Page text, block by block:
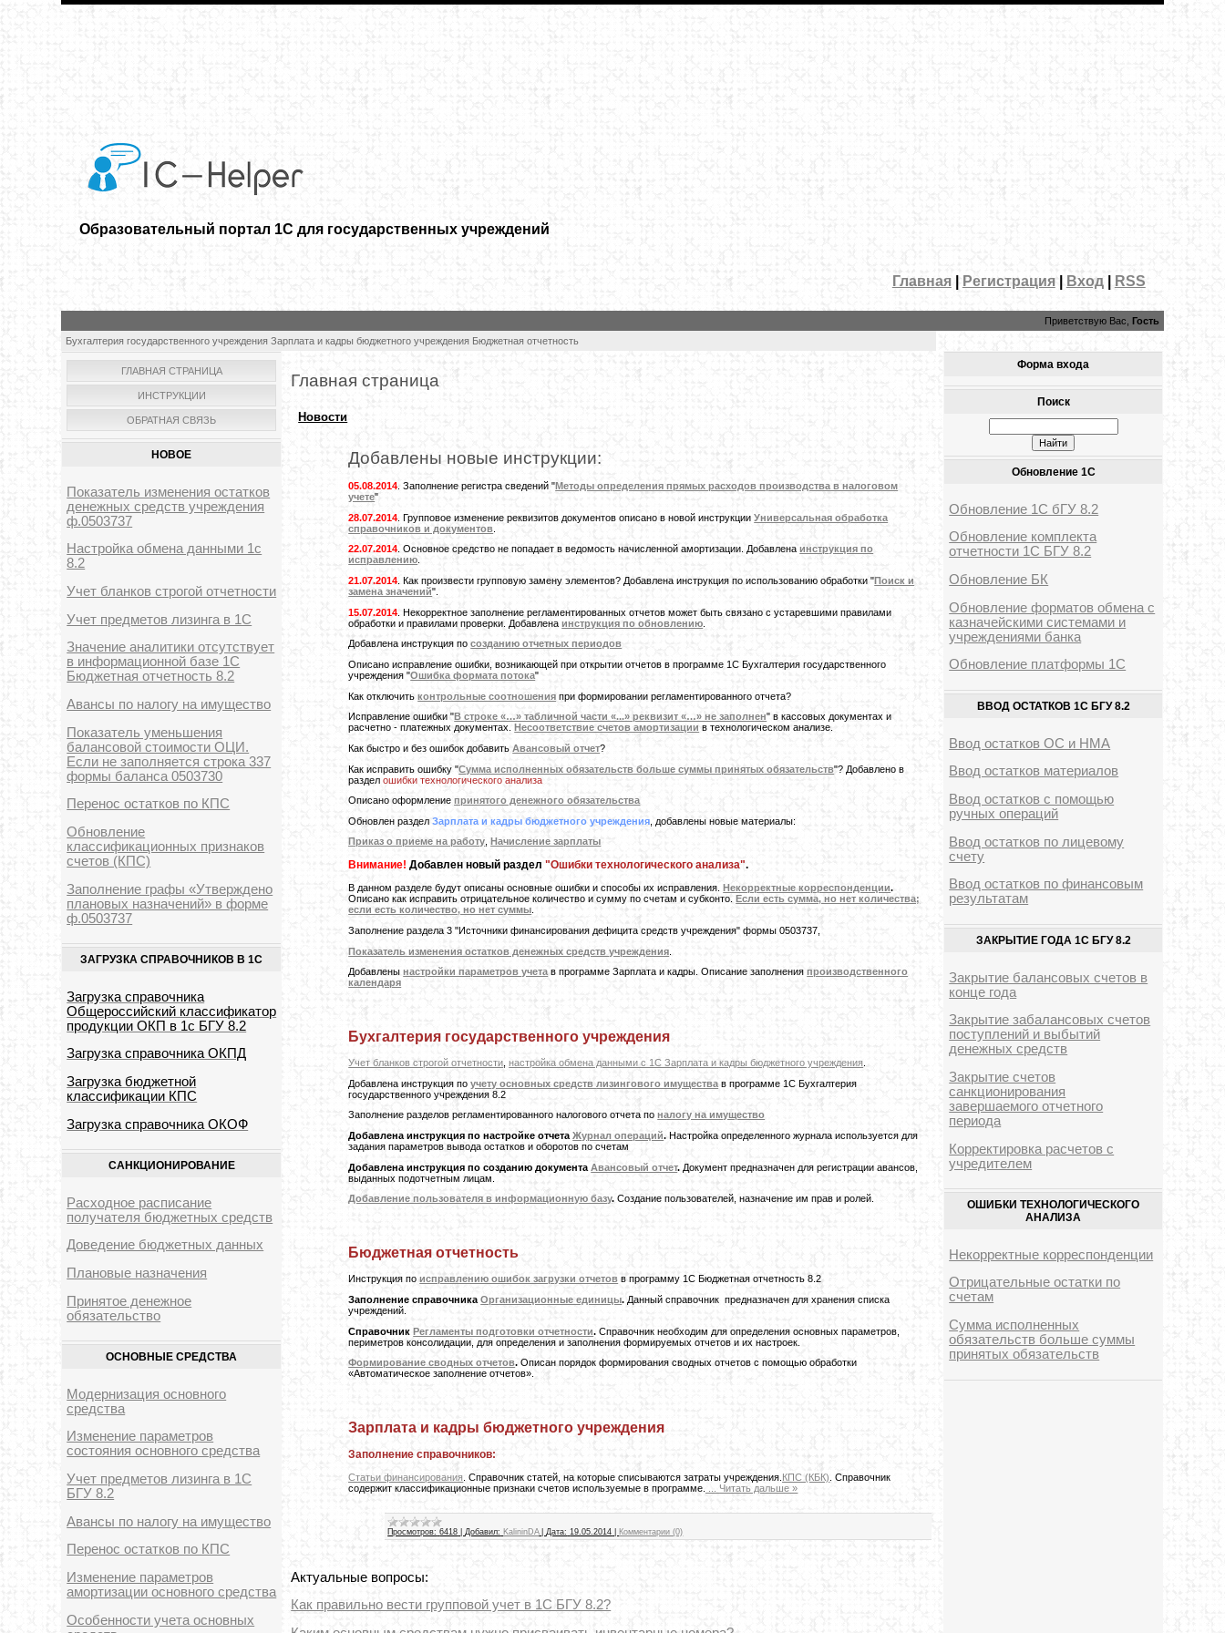
Образовательный портал 1С для государственных учреждений
Главная| Регистрация| Вход| RSS
Приветствую Вас, Гость
Бухгалтерия государственного учреждения Зарплата и кадры бюджетного учреждения Бюджетная отчетность
ГЛАВНАЯ СТРАНИЦА
ИНСТРУКЦИИ
ОБРАТНАЯ СВЯЗЬ
НОВОЕ
Показатель изменения остатков
денежных средств учреждения
ф.0503737
Настройка обмена данными 1с
8.2
Учет бланков строгой отчетности
Учет предметов лизинга в 1С
Значение аналитики отсутствует
в информационной базе 1С
Бюджетная отчетность 8.2
Авансы по налогу на имущество
Показатель уменьшения
балансовой стоимости ОЦИ.
Если не заполняется строка 337
формы баланса 0503730
Перенос остатков по КПС
Обновление
классификационных признаков
счетов (КПС)
Заполнение графы «Утверждено
плановых назначений» в форме
ф.0503737
ЗАГРУЗКА СПРАВОЧНИКОВ В 1С
Загрузка справочника
Общероссийский классификатор
продукции ОКП в 1с БГУ 8.2
Загрузка справочника ОКПД
Загрузка бюджетной
классификации КПС
Загрузка справочника ОКОФ
САНКЦИОНИРОВАНИЕ
Расходное расписание
получателя бюджетных средств
Доведение бюджетных данных
Плановые назначения
Принятое денежное
обязательство
ОСНОВНЫЕ СРЕДСТВА
Модернизация основного
средства
Изменение параметров
состояния основного средства
Учет предметов лизинга в 1С
БГУ 8.2
Авансы по налогу на имущество
Перенос остатков по КПС
Изменение параметров
амортизации основного средства
Особенности учета основных
Главная страница
Новости
Добавлены новые инструкции:
05.08.2014. Заполнение регистра сведений "Методы определения прямых расходов производства в налоговом
учете"
28.07.2014. Групповое изменение реквизитов документов описано в новой инструкцииУниверсальная обработка
справочников и документов
22.07.2014 . Основное средство не попадает в ведомость начисленной амортизации. Добавленаинструкция по
исправлению
21.07.2014 . Как произвести групповую замену элементов? Добавлена инструкция по использованию обработки "Поиск и
замена значений".
15.07.2014 . Некорректное заполнение регламентированных отчетов может быть связано с устаревшими правилами
обработки и правилами проверки. Добавленаинструкция по обновлению
Добавлена инструкция посозданию отчетных периодов
Описано исправление ошибки, возникающей при открытии отчетов в программе 1С Бухгалтерия государственного
учреждения "Ошибка формата потока"
Как отключитьконтрольные соотношения при формировании регламентированного отчета?
Исправление ошибки "В строке «…» табличной части «...» реквизит «…» не заполнен" в кассовых документах и
расчетно - платежных документах.Несоответствие счетов амортизации в технологическом анализе.
Как быстро и без ошибок добавитьАвансовый отчет?
Как исправить ошибку "Сумма исполненных обязательств больше суммы принятых обязательств"? Добавлено в
разделошибки технологического анализа
Описано оформлениепринятого денежного обязательства
Обновлен разделЗарплата и кадры бюджетного учреждения , добавлены новые материалы:
Приказ о приеме на работу, Начисление зарплаты
Внимание! Добавлен новый раздел"Ошибки технологического анализа".
В данном разделе будут описаны основные ошибки и способы их исправления. Некорректные корреспонденции.
Описано как исправить отрицательное количество и сумму по счетам и субконто. Если есть сумма, но нет количества;
если есть количество, но нет суммы.
Заполнение раздела 3 "Источники финансирования дефицита средств учреждения" формы 0503737,
Показатель изменения остатков денежных средств учреждения
Добавленынастройки параметров учета в программе Зарплата и кадры. Описание заполненияпроизводственного
календаря
Бухгалтерия государственного учреждения
Учет бланков строгой отчетности ,настройка обмена данными с 1С Зарплата и кадры бюджетного учреждения
Добавлена инструкция поучету основных средствлизингового имущества в программе 1С Бухгалтерия
государственного учреждения 8.2
Заполнение разделов регламентированного налогового отчета поналогу на имущество
Добавлена инструкция по настройке отчетаЖурнал операций.Настройка определенного журнала используется для
задания параметров вывода остатков и оборотов по счетам
Добавлена инструкция по созданию документаАвансовый отчет. Документ предназначен для регистрации авансов,
выданных подотчетным лицам.
Добавление пользователя в информационную базу.Создание пользователей, назначение им прав и ролей.
Бюджетная отчетность
Инструкция поисправлению ошибок загрузки отчетов в программу 1С Бюджетная отчетность 8.2
Заполнение справочникаОрганизационные единицы. Данный справочник предназначен для хранения списка
учреждений.
СправочникРегламенты подготовки отчетности.Справочник необходим для определения основных параметров,
периметров консолидации, для определения и заполнения формируемых отчетов и их настроек.
Формирование сводных отчетов.Описан порядок формирования сводных отчетов с помощью обработки
«Автоматическое заполнение отчетов».
Зарплата и кадры бюджетного учреждения
Заполнение справочников:
Статьи финансирования. Справочник статей, на которые списываются затраты учреждения. КПС (КБК). Справочник
содержит классификационные признаки счетов используемые в программе. ...Читать дальше »
Просмотров: 6418 |Добавил: KalininDA |Дата: 19.05.2014 Комментарии (0)
Актуальные вопросы:
Как правильно вести групповой учет в 1С БГУ 8.2?
Форма входа
Поиск
Обновление 1С
Обновление 1С бГУ 8.2
Обновление комплекта
отчетности 1С БГУ 8.2
Обновление БК
Обновление форматов обмена с
казначейскими системами и
учреждениями банка
Обновление платформы 1С
ВВОД ОСТАТКОВ 1С БГУ 8.2
Ввод остатков ОС и НМА
Ввод остатков материалов
Ввод остатков с помощью
ручных операций
Ввод остатков по лицевому
счету
Ввод остатков по финансовым
результатам
ЗАКРЫТИЕ ГОДА 1С БГУ 8.2
Закрытие балансовых счетов в
конце года
Закрытие забалансовых счетов
поступлений и выбытий
денежных средств
Закрытие счетов
санкционирования
завершаемого отчетного
периода
Корректировка расчетов с
учредителем
ОШИБКИ ТЕХНОЛОГИЧЕСКОГО
АНАЛИЗА
Некорректные корреспонденции
Отрицательные остатки по
счетам
Сумма исполненных
обязательств больше суммы
принятых обязательств